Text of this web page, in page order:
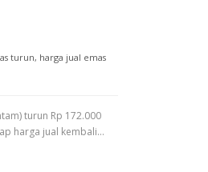
turun, harga jual emas
turun Rp 172.000
harga jual kembali…